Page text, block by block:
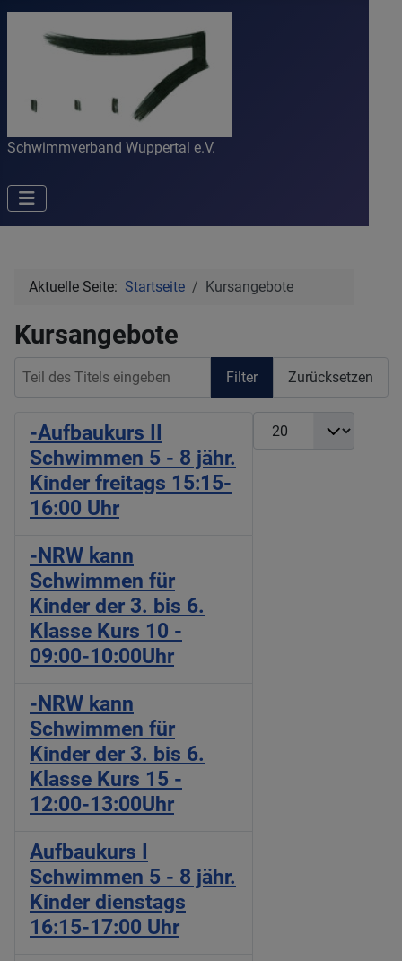
Schwimmverband Wuppertal e.V.
Aktuelle Seite: Startseite Kursangebote
Kursangebote
Filter Zurücksetzen
Anzeige #
-Aufbaukurs II
Schwimmen 5 - 8 jähr.
Kinder freitags 15:15-
16:00 Uhr
-NRW kann
Schwimmen für
Kinder der 3. bis 6.
Klasse Kurs 10 -
09:00-10:00Uhr
-NRW kann
Schwimmen für
Kinder der 3. bis 6.
Klasse Kurs 15 -
12:00-13:00Uhr
Aufbaukurs I
Schwimmen 5 - 8 jähr.
Kinder dienstags
16:15-17:00 Uhr